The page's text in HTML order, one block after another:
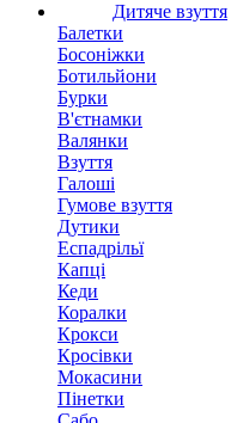
Дитяче взуття
Балетки
Босоніжки
Ботильйони
Бурки
В'єтнамки
Валянки
Взуття
Галоші
Гумове взуття
Дутики
Еспадрільї
Капці
Кеди
Коралки
Крокси
Кросівки
Мокасини
Пінетки